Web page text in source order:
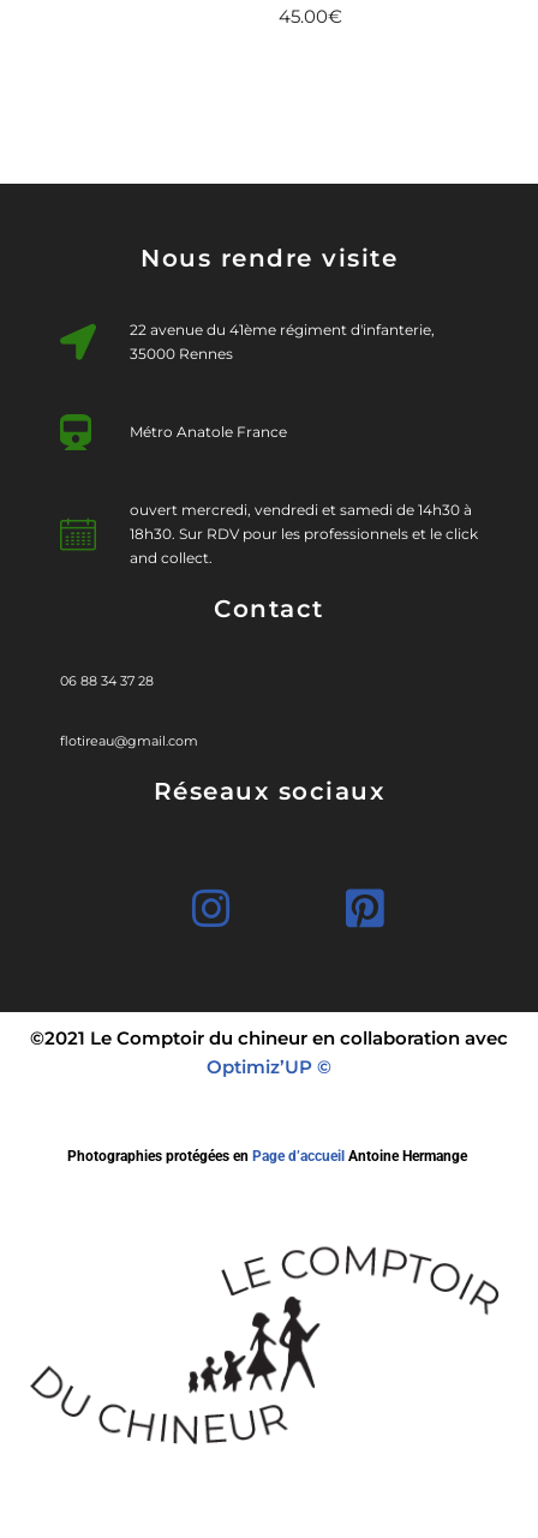
45.00€
Nous rendre visite
22 avenue du 41ème régiment d'infanterie,
35000 Rennes
Métro Anatole France
ouvert mercredi, vendredi et samedi de 14h30 à
18h30. Sur RDV pour les professionnels et le click
and collect.
Contact
06 88 34 37 28
flotireau@gmail.com
Réseaux sociaux
©2021 Le Comptoir du chineur en collaboration avec
Optimiz’UP ©
Photographies protégées en Page d’accueil Antoine Hermange